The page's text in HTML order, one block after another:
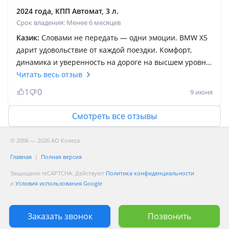
сделал обклейку машины плёнкой и конечно же
полная страховка т. К. В Алматы движение становится
всё больше похожа на Дели или Мумбаи. Машиной
очень доволен. Всем родных дорог и как говорится
"ни гвоздя, ни жезла"!
2024 года, КПП Автомат, 3 л.
Срок владения: Менее 6 месяцев
Казик: Словами не передать — одни эмоции. BMW X5
дарит удовольствие от каждой поездки. Комфорт,
динамика и уверенность на дороге на высшем уровне.
Словами не описать — одни эмоции. BMW X5 —
машина, в которую влюбляешься с первых
километров. * Отличная шумоизоляция. * Мощные и
надежные двигатели. * Комфортная подвеска для
дальних поездок. * Качественный салон и богатое
Читать весь отзыв
1 0 9 июня
Смотреть все отзывы
Заказать звонок Позвонить
© 2006 — 2026 АО Колеса
Главная Полная версия
Защищено reCAPTCHA. Действуют Политика конфиденциальности
и Условия использования Google